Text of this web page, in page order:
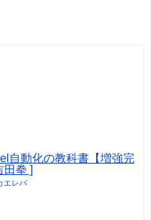
自動化の教科書【増強完
田拳 ]
エレバ